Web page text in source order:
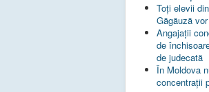
Toţi elevii
Găgăuză
Angajații
de
de judecată
În Moldova
concentrații